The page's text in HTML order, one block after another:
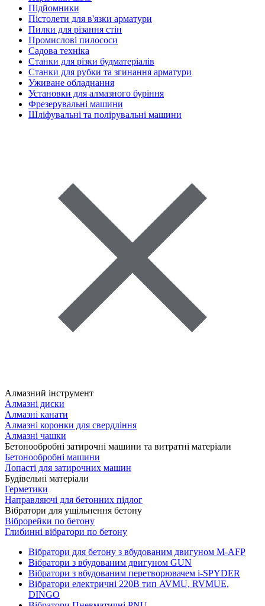
Підйомники
Пістолети для в'язки арматури
Пилки для різання стін
Промислові пилососи
Садова техніка
Станки для різки будматеріалів
Станки для рубки та згинання арматури
Уживане обладнання
Установки для алмазного буріння
Фрезерувальні машини
Шліфувальні та полірувальні машини
Алмазний інструмент
Алмазні диски
Алмазні канати
Алмазні коронки для свердління
Алмазні чашки
Бетонообробні затирочні машини та витратні матеріали
Бетонообробні машини
Лопасті для затирочних машин
Будівельні матеріали
Герметики
Направляючі для бетонних підлог
Вібратори для ущільнення бетону
Віброрейки по бетону
Глибинні вібратори по бетону
Вібратори для бетону з вбудованим двигуном M-AFP
Вібратори з вбудованим двигуном GUN
Вібратори з вбудованим перетворювачем i-SPYDER
Вібратори електричні 220B тип AVMU, RVMUE,
DINGO